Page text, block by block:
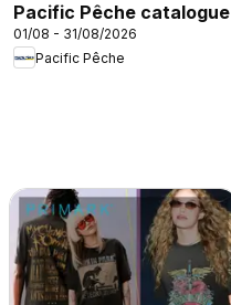
Pacific Pêche catalogue
01/08 - 31/08/2026
Pacific Pêche